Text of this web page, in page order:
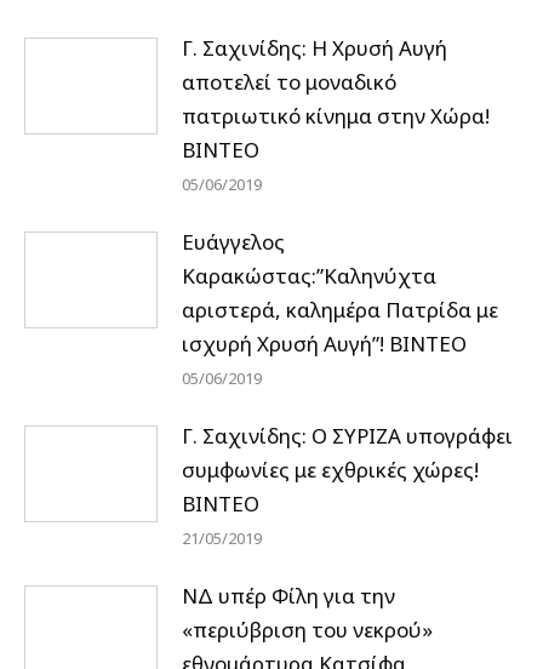
Γ. Σαχινίδης: Η Χρυσή Αυγή
αποτελεί το μοναδικό
πατριωτικό κίνημα στην Χώρα!
ΒΙΝΤΕΟ
05/06/2019
Ευάγγελος
Καρακώστας:”Καληνύχτα
αριστερά, καλημέρα Πατρίδα με
ισχυρή Χρυσή Αυγή”! ΒΙΝΤΕΟ
05/06/2019
Γ. Σαχινίδης: Ο ΣΥΡΙΖΑ υπογράφει
συμφωνίες με εχθρικές χώρες!
ΒΙΝΤΕΟ
21/05/2019
ΝΔ υπέρ Φίλη για την
«περιύβριση του νεκρού»